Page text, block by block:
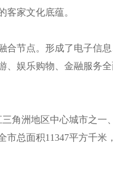
客家文化底蕴。
合节点。形成了电子信
、娱乐购物、金融服务
角洲地区中心城市之一
总面积11347平方千米